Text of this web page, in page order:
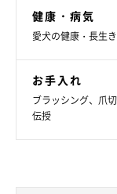
健康・病気
愛犬の健康・長生
お手入れ
ブラッシング、爪
伝授